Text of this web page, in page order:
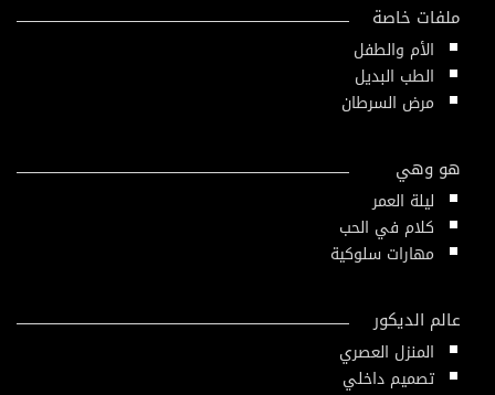
ملفات خاصة
الأم والطفل
الطب البديل
مرض السرطان
هو وهي
ليلة العمر
كلام في الحب
مهارات سلوكية
عالم الديكور
المنزل العصري
تصميم داخلي